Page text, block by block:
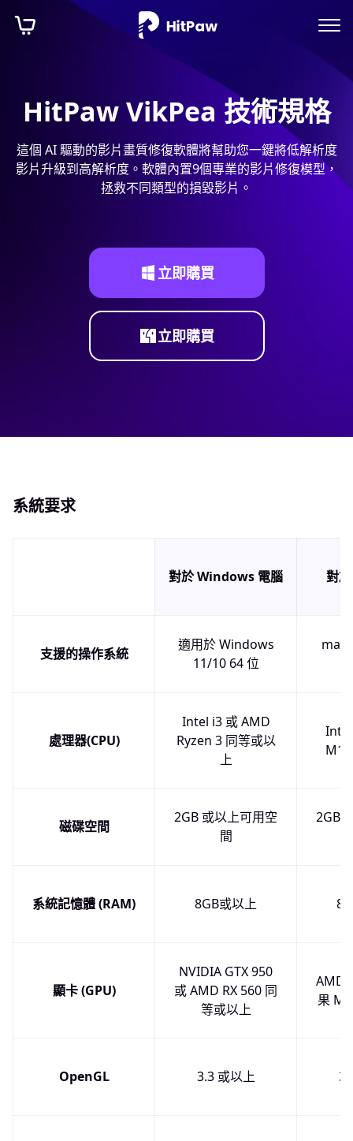
HitPaw VikPea 技術規格
這個 AI 驅動的影片畫質修復軟體將幫助您一鍵將低解析度
影片升級到高解析度。軟體內置9個專業的影片修復模型，
拯救不同類型的損毀影片。
立即購買
立即購買
系統要求
對於 Windows 電腦 對
支援的操作系統
適用於 Windows
11/10 64 位
處理器(CPU)
Intel i3 或 AMD
Ryzen 3 同等或以
上
M1
磁碟空間
2GB 或以上可用空
間
2GB
系統記憶體 (RAM) 8GB或以上
顯卡 (GPU)
NVIDIA GTX 950
或 AMD RX 560 同
等或以上
AMD
果
OpenGL 3.3 或以上